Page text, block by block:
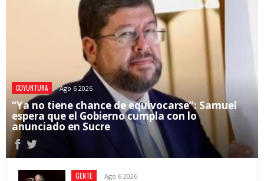
COYUNTURA Ago 6 2026
“Ya no tiene chance de equivocarse”: Samuel
espera que el Gobierno cumpla con lo
anunciado en Sucre
GENTE Ago 6 2026